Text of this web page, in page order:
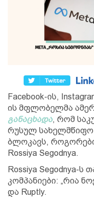
Facebook-ის,
ის მფლობელმა
განაცხადა, რომ
რუსულ სახელმწიფო
ბლოკავს,
Rossiya Segodnya.
Rossiya Segodnya-ს
კომპანიები: „რია
და Ruptly.